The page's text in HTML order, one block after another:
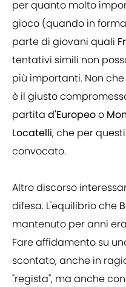
per quanto molto
gioco (quando in
parte di giovani quali
tentativi simili non
più importanti. Non
è il giusto
partita d'Europeoo
Locatelli, che per
convocato.
Altro discorso
difesa. L'equilibrio che
mantenuto per anni
Fare affidamento su
scontato, anche in
"regista", ma anche